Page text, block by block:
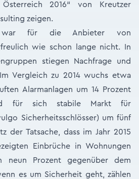
2016“ von Kreutzer
zeigen.
war für die Anbieter von
wie schon lange nicht. In
stiegen Nachfrage und
Vergleich zu 2014 wuchs etwa
Alarmanlagen um 14 Prozent
für sich stabile Markt für
Sicherheitsschlösser) um fünf
der Tatsache, dass im Jahr 2015
Einbrüche in Wohnungen
neun Prozent gegenüber dem
es um Sicherheit geht, zählen